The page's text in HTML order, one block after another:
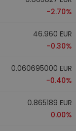
-2.70%
46.960 EUR
-0.30%
0.060695000 EUR
-0.40%
0.865189 EUR
0.00%